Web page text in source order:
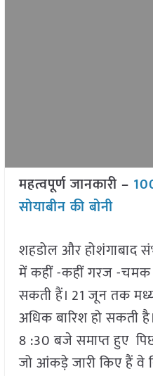
महत्वपूर्ण जानकारी –
सोयाबीन की बोनी
शहडोल और होशंगाबाद
में कहीं -कहीं गरज -चमक
सकती हैं। 21 जून तक
अधिक बारिश हो सकती
8 :30 बजे समाप्त हुए
जो आंकड़े जारी किए हैं वे